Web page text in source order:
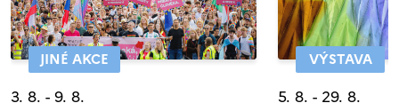
JINÉ AKCE
3. 8. - 9. 8.
VÝSTAVA
5. 8. - 29. 8.